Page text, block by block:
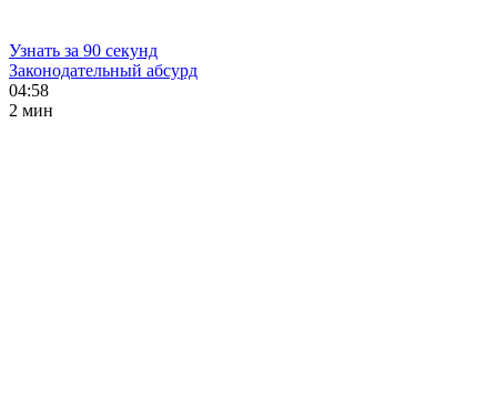
Узнать за 90 секунд
Законодательный абсурд
04:58
2 мин